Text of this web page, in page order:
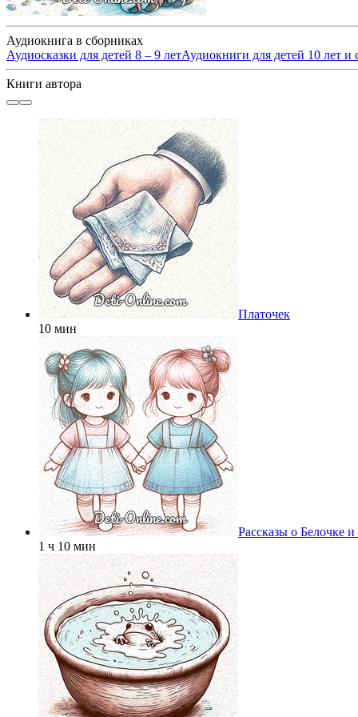
Аудиокнига в сборниках
Аудиосказки для детей 8 – 9 летАудиокниги для детей 10 лет и
Книги автора
Платочек
10 мин
Рассказы о Белочке
1 ч 10 мин